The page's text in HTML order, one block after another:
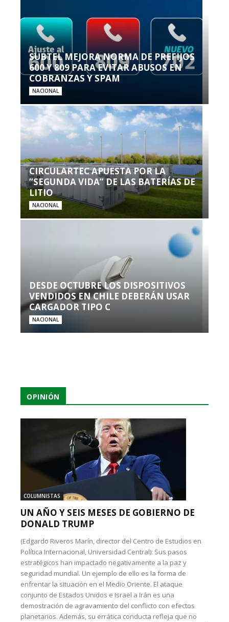
SUBTEL MEJORA NORMA DE PREFIJOS
600 Y 809 PARA EVITAR ABUSOS EN
COBRANZAS Y SPAM
NACIONAL
CIRCULARTEC APUESTA POR LA
“SEGUNDA VIDA” DE LAS BATERÍAS DE
LITIO
NACIONAL
DESDE OCTUBRE LOS DISPOSITIVOS
VENDIDOS EN CHILE DEBERÁN USAR
CARGADOR TIPO C
NACIONAL
OPINIÓN
COLUMNISTAS
UN AÑO Y SEIS MESES DE GOBIERNO DE
DONALD TRUMP
(Edgardo Riveros Marín, director del Centro de Estudios en
Política Internacional, Universidad Central): Sus pasos
estratégicos han impactado negativamente a la paz y
seguridad mundial. Un ejemplo de ello es la forma de
enfrentar la situación en el Medio Oriente. El ataque
conjunto de Estados Unidos e Israel a Irán es una
demostración de agravamiento del conflicto con efectos
planetarios. Además, su errática conducta refleja que no